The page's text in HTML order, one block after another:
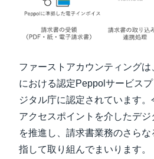
ファーストアカウンティング
における認定Peppolサービス
ジタル庁に認定されています
アクセスポイントを介したデ
を推進し、請求書業務のさらな
指して取り組んでまいります。